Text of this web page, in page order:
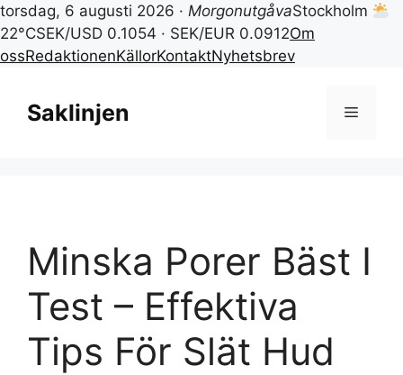
torsdag, 6 augusti 2026 · MorgonutgåvaStockholm
22°CSEK/USD 0.1054 · SEK/EUR 0.0912Om
ossRedaktionenKällorKontaktNyhetsbrev
innehållSaklinjen Meny
Minska Porer Bäst I
Test – Effektiva
Tips För Slät Hud